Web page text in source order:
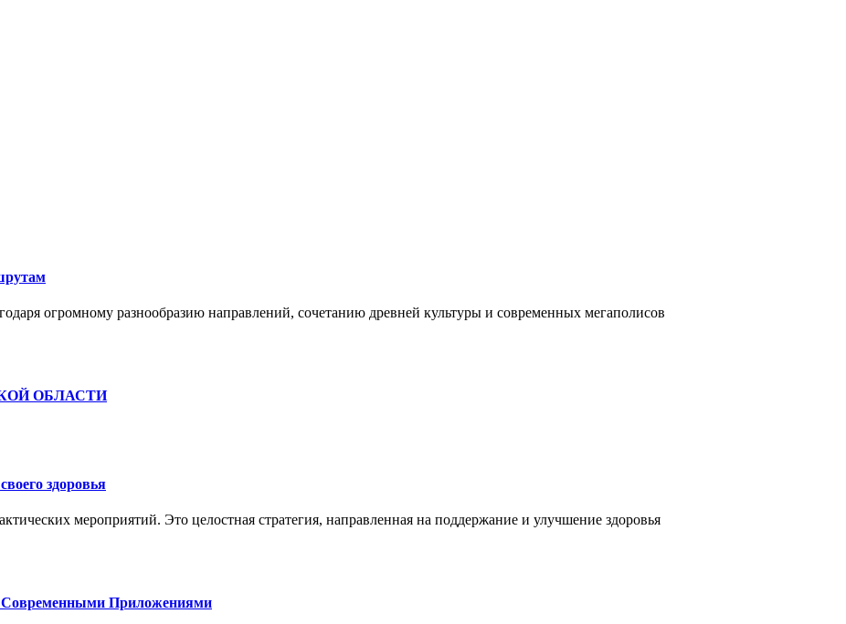
огромному разнообразию направлений, сочетанию древней культуры и современных мегаполисов
ОБЛАСТИ
здоровья
мероприятий. Это целостная стратегия, направленная на поддержание и улучшение здоровья
Современными Приложениями